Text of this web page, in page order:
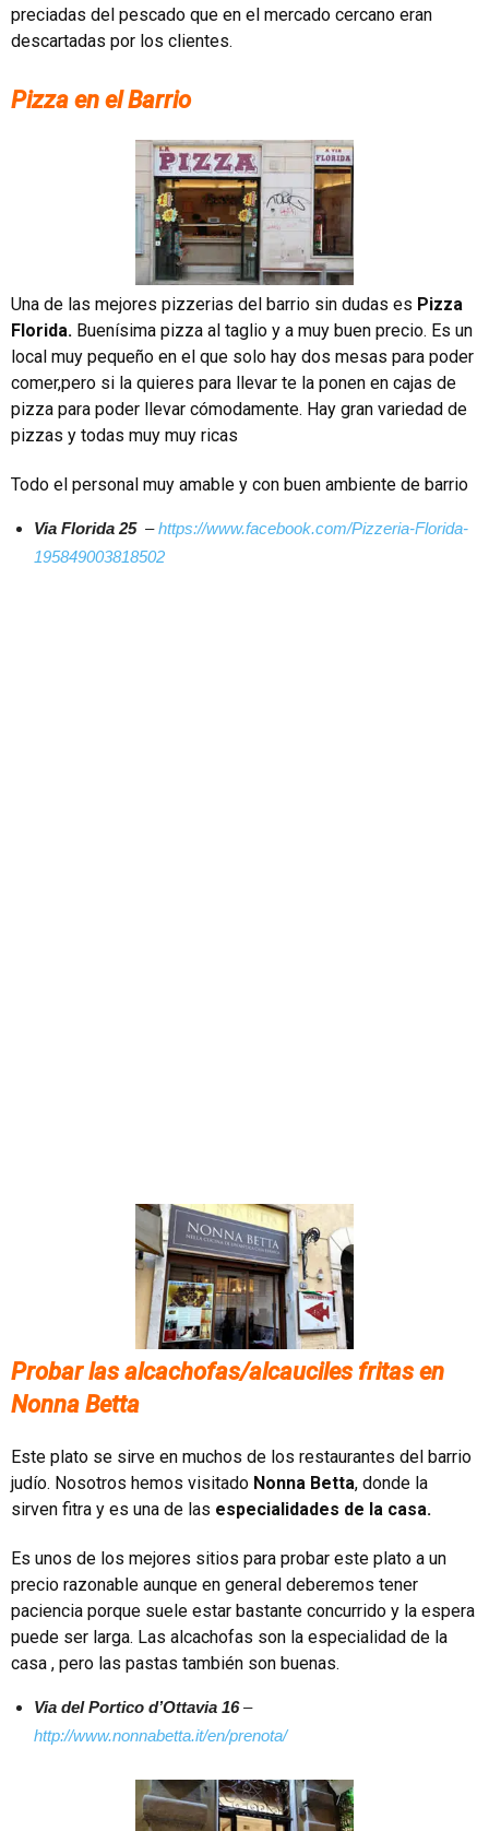
preciadas del pescado que en el mercado cercano eran
descartadas por los clientes.
Pizza en el Barrio
Una de las mejores pizzerias del barrio sin dudas es Pizza
Florida. Buenísima pizza al taglio y a muy buen precio. Es un
local muy pequeño en el que solo hay dos mesas para poder
comer,pero si la quieres para llevar te la ponen en cajas de
pizza para poder llevar cómodamente. Hay gran variedad de
pizzas y todas muy muy ricas
Todo el personal muy amable y con buen ambiente de barrio
Via Florida 25 –https://www.facebook.com/Pizzeria-Florida-
195849003818502
Probar las alcachofas/alcauciles fritas en
Nonna Betta
Este plato se sirve en muchos de los restaurantes del barrio
judío. Nosotros hemos visitado Nonna Betta, donde la
sirven fitra y es una de las especialidades de la casa.
Es unos de los mejores sitios para probar este plato a un
precio razonable aunque en general deberemos tener
paciencia porque suele estar bastante concurrido y la espera
puede ser larga. Las alcachofas son la especialidad de la
casa , pero las pastas también son buenas.
Via del Portico d’Ottavia 16–
http://www.nonnabetta.it/en/prenota/